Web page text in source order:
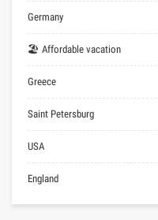
Germany
🏖 Affordable vacation
Greece
Saint Petersburg
USA
England